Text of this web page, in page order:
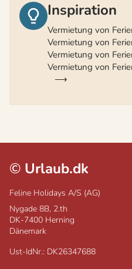
Inspiration
Vermietung von
Vermietung von
Vermietung von
Vermietung von
© Urlaub.dk
Feline Holidays A/S (AG)
Nygade 8B, 2.th
DK-7400 Herning
Dänemark
Ust-IdNr.: DK26347688